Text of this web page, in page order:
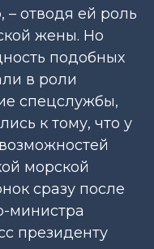
– отводя ей роль
жены. Но
подобных
в роли
спецслужбы,
к тому, что у
морской
сразу после
министра
президенту